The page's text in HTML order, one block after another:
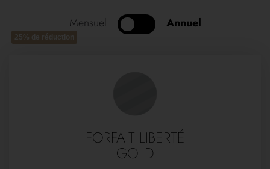
Mensuel Annuel
25% de réduction
FORFAIT LIBERTÉ
GOLD